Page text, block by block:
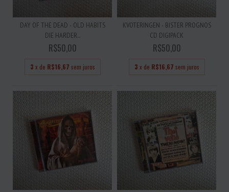
DAY OF THE DEAD - OLD HABITS
DIE HARDER...
R$50,00
3 x de R$16,67 sem juros
KVOTERINGEN - BISTER PROGNOS
CD DIGIPACK
R$50,00
3 x de R$16,67 sem juros